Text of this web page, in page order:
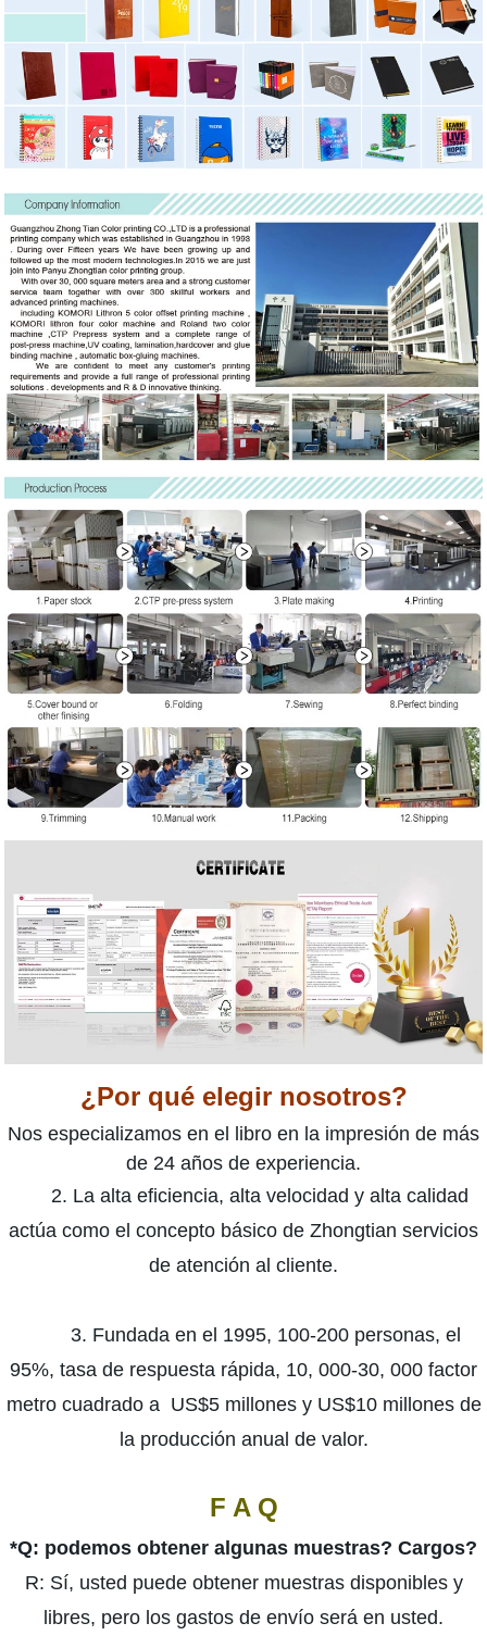
¿Por qué elegir nosotros?
Nos especializamos en el libro en la impresión de más
de 24 años de experiencia.
2. La alta eficiencia, alta velocidad y alta calidad
actúa como el concepto básico de Zhongtian servicios
de atención al cliente.
3. Fundada en el 1995, 100-200 personas, el
95%, tasa de respuesta rápida, 10, 000-30, 000 factor
metro cuadrado a US$5 millones y US$10 millones de
la producción anual de valor.
F A Q
*Q: podemos obtener algunas muestras? Cargos?
R: Sí, usted puede obtener muestras disponibles y
libres, pero los gastos de envío será en usted.